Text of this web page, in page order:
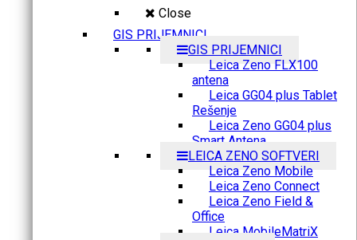
Close
GIS PRIJEMNICI
GIS PRIJEMNICI
Leica Zeno FLX100
antena
Leica GG04 plus Tablet
Rešenje
Leica Zeno GG04 plus
Smart Antena
LEICA ZENO SOFTVERI
Leica Zeno Mobile
Leica Zeno Connect
Leica Zeno Field &
Office
Leica MobileMatriX